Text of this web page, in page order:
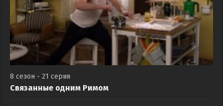
8 сезон - 21 серия
Связанные одним Римом